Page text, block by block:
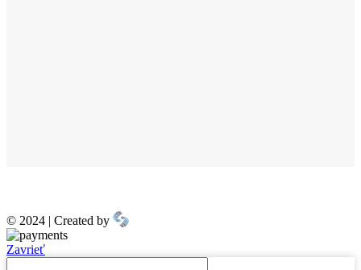
© 2024 | Created by
Zavrieť